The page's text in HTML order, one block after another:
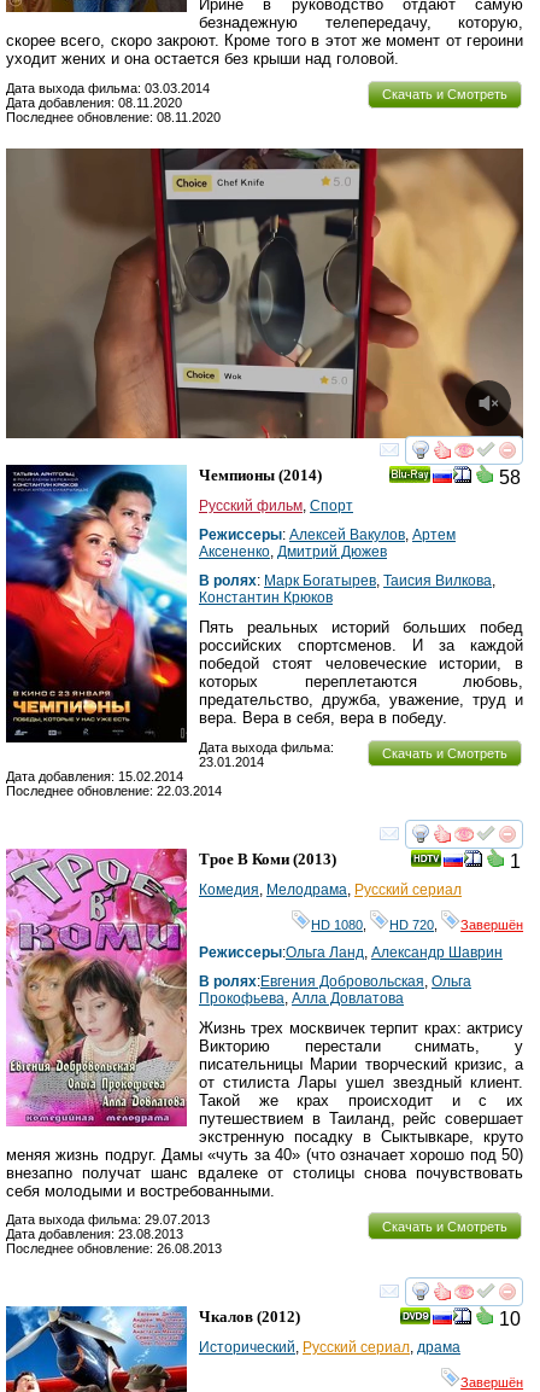
Ирине в руководство отдают самую
безнадежную телепередачу, которую,
скорее всего, скоро закроют. Кроме того в этот же момент от героини
уходит жених и она остается без крыши над головой.
Скачать и Смотреть
Дата выхода фильма: 03.03.2014
Дата добавления: 08.11.2020
Последнее обновление: 08.11.2020
смотреть
58
Чемпионы (2014)
Русский фильм, Спорт
Режиссеры: Алексей Вакулов, Артем
Аксененко, Дмитрий Дюжев
В ролях: Марк Богатырев, Таисия Вилкова,
Константин Крюков
Пять реальных историй больших побед
российских спортсменов. И за каждой
победой стоят человеческие истории, в
которых переплетаются любовь,
предательство, дружба, уважение, труд и
вера. Вера в себя, вера в победу.
Скачать и Смотреть
Дата выхода фильма:
23.01.2014
Дата добавления: 15.02.2014
Последнее обновление: 22.03.2014
смотреть
1
Трое В Коми (2013)
Комедия Мелодрама Русский сериал
HD 1080 HD 720 Завершён
Режиссеры:Ольга Ланд Александр Шаврин
В ролях:Евгения Добровольская Ольга
Прокофьева Алла Довлатова
Жизнь трех москвичек терпит крах: актрису
Викторию перестали снимать, у
писательницы Марии творческий кризис, а
от стилиста Лары ушел звездный клиент.
Такой же крах происходит и с их
путешествием в Таиланд, рейс совершает
экстренную посадку в Сыктывкаре, круто
меняя жизнь подруг. Дамы «чуть за 40» (что означает хорошо под 50)
внезапно получат шанс вдалеке от столицы снова почувствовать
себя молодыми и востребованными.
Скачать и Смотреть
Дата выхода фильма: 29.07.2013
Дата добавления: 23.08.2013
Последнее обновление: 26.08.2013
смотреть
10
Чкалов (2012)
Исторический, Русский сериал, драма
Завершён